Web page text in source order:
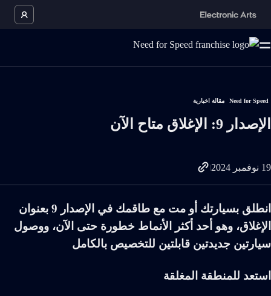
Need for Speed مقالة اخبارية
الإصدار 9: الإغلاق متاح الآن
19 نوفمبر 2024
انطلق بسيارتك أو مت مع طاقمك في الإصدار 9 بعنوان
الإغلاق، وهو أحد أكثر الأنماط خطورة حتى الآن، ووصول
سيارتين جديدتين قابلتين للتخصيص بالكامل
استعد للمنطقة المغلقة